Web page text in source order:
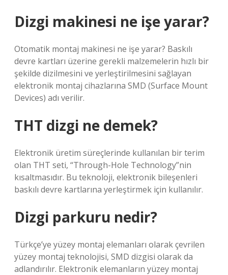
Dizgi makinesi ne işe yarar?
Otomatik montaj makinesi ne işe yarar? Baskılı
devre kartları üzerine gerekli malzemelerin hızlı bir
şekilde dizilmesini ve yerleştirilmesini sağlayan
elektronik montaj cihazlarına SMD (Surface Mount
Devices) adı verilir.
THT dizgi ne demek?
Elektronik üretim süreçlerinde kullanılan bir terim
olan THT seti, “Through-Hole Technology”nin
kısaltmasıdır. Bu teknoloji, elektronik bileşenleri
baskılı devre kartlarına yerleştirmek için kullanılır.
Dizgi parkuru nedir?
Türkçe’ye yüzey montaj elemanları olarak çevrilen
yüzey montaj teknolojisi, SMD dizgisi olarak da
adlandırılır. Elektronik elemanların yüzey montaj